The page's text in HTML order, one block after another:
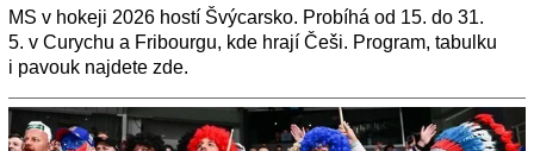
MS v hokeji 2026 hostí Švýcarsko. Probíhá od 15. do 31.
5. v Curychu a Fribourgu, kde hrají Češi. Program, tabulku
i pavouk najdete zde.